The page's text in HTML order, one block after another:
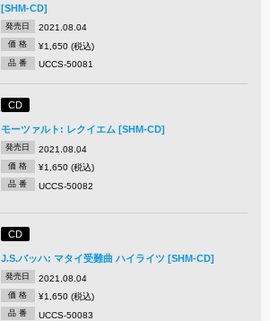
[SHM-CD]
発売日 2021.08.04
価 格 ¥1,650 (税込)
品 番 UCCS-50081
CD
モーツァルト: レクイエム [SHM-CD]
発売日 2021.08.04
価 格 ¥1,650 (税込)
品 番 UCCS-50082
CD
J.S.バッハ: マタイ受難曲 ハイライツ [SHM-CD]
発売日 2021.08.04
価 格 ¥1,650 (税込)
品 番 UCCS-50083